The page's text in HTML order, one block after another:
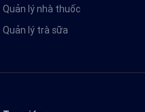
Quản lý nhà thuốc
Quản lý trà sữa